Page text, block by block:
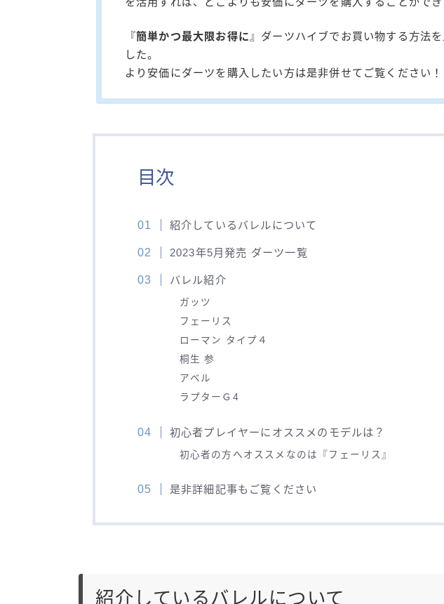
『簡単かつ最大限お得に 』ダーツハイブでお買い物する方法
した。
より安価にダーツを購入したい方は是非併せてご覧ください！
目次
紹介しているバレルについて
2023年5月発売 ダーツ一覧
バレル紹介
ガッツ
フェーリス
ローマン タイプ４
桐生 参
アベル
ラプターＧ4
初心者プレイヤーにオススメのモデルは？
初心者の方へオススメなのは『フェーリス』
是非詳細記事もご覧ください
紹介しているバレルについて